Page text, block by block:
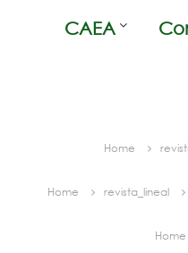
CAEA
Home
Home revista_lineal
Home